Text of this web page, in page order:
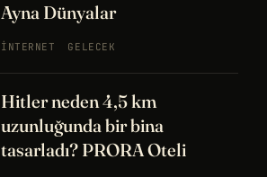
Ayna Dünyalar
İNTERNET GELECEK
Hitler neden 4,5 km
uzunluğunda bir bina
tasarladı? PRORA Oteli